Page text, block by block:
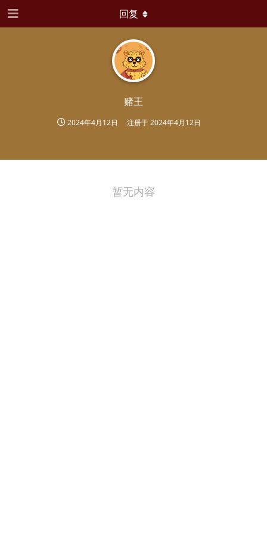
赌王
2024年4月12日 注册于2024年4月12日
回复
暂无内容